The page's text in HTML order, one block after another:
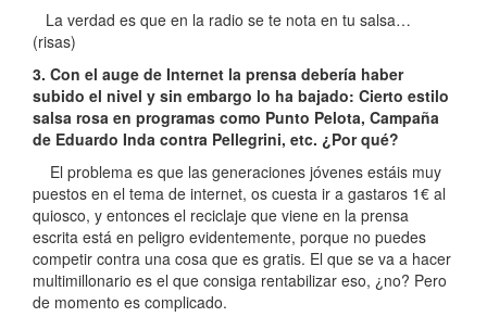
La verdad es que en la radio se te nota en tu salsa…
(risas)
3. Con el auge de Internet la prensa debería haber
subido el nivel y sin embargo lo ha bajado: Cierto estilo
salsa rosa en programas como Punto Pelota, Campaña
de Eduardo Inda contra Pellegrini, etc. ¿Por qué?
El problema es que las generaciones jóvenes estáis muy
puestos en el tema de internet, os cuesta ir a gastaros 1€ al
quiosco, y entonces el reciclaje que viene en la prensa
escrita está en peligro evidentemente, porque no puedes
competir contra una cosa que es gratis. El que se va a hacer
multimillonario es el que consiga rentabilizar eso, ¿no? Pero
de momento es complicado.